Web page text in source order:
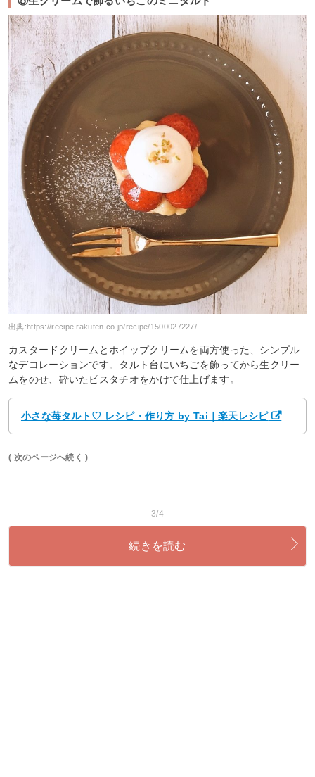
出典: https://recipe.rakuten.co.jp/recipe/1500027227/
カスタードクリームとホイップクリームを両方使った、シンプル
なデコレーションです。タルト台にいちごを飾ってから生クリー
ムをのせ、砕いたピスタチオをかけて仕上げます。
小さな苺タルト♡ レシピ・作り方 by Tai｜楽天レシピ
( 次のページへ続く )
3/4
続きを読む